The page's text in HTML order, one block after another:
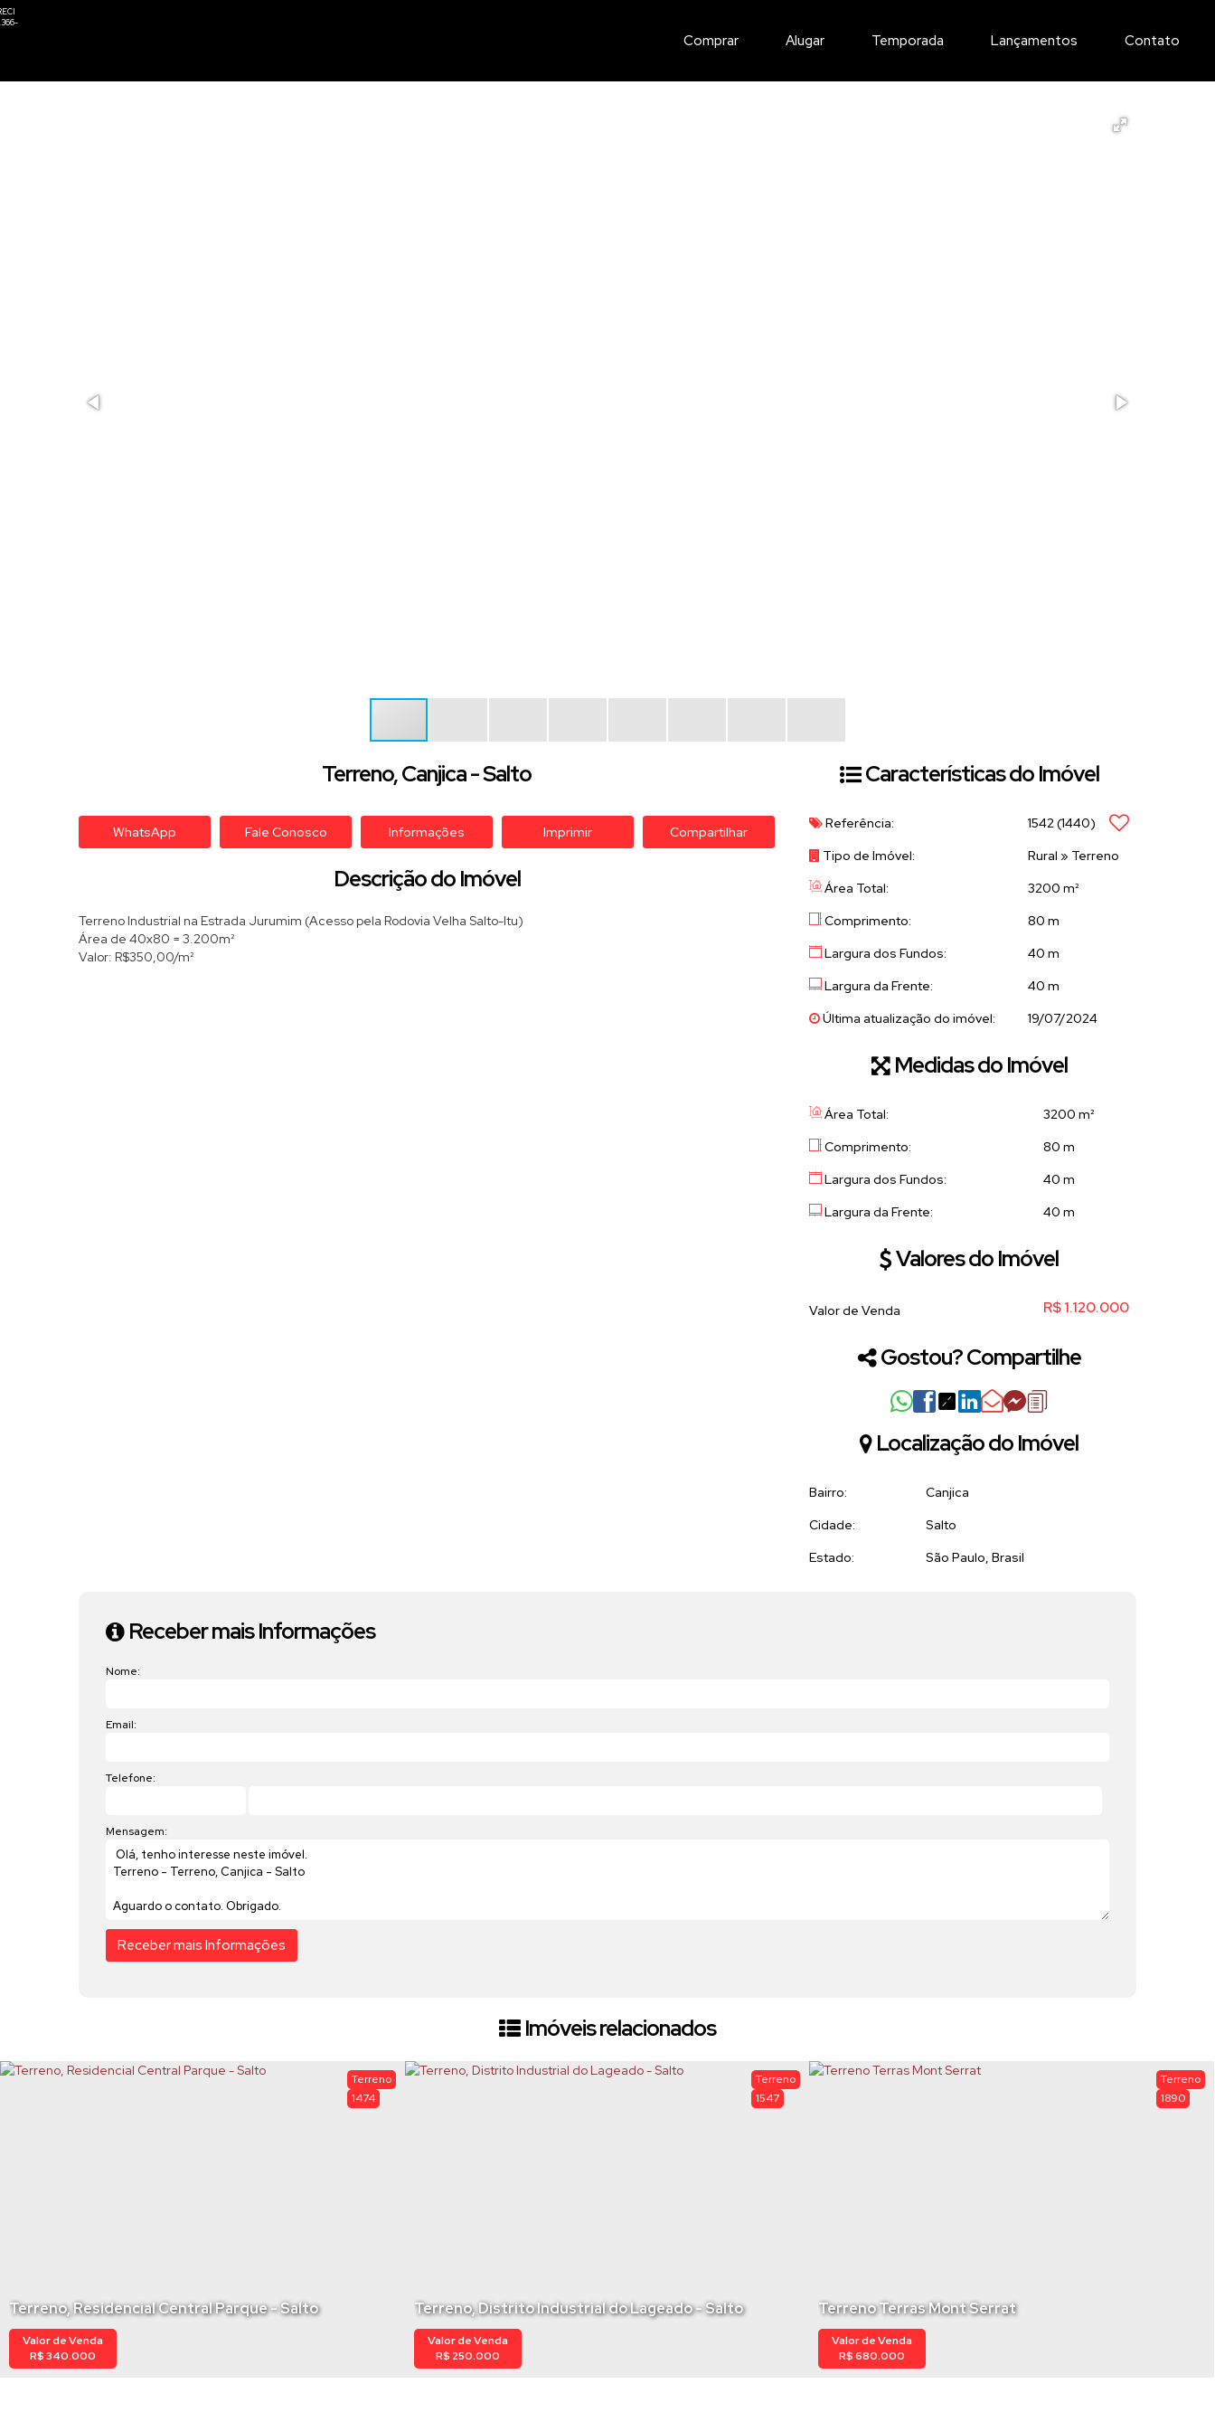
Comprar Alugar Temporada Lançamentos Contato
Terreno, Canjica - Salto
WhatsApp Fale Conosco Informações Imprimir Compartilhar
Descrição do Imóvel
Terreno Industrial na Estrada Jurumim (Acesso pela Rodovia Velha Salto-Itu)
Área de 40x80 = 3.200m²
Valor: R$350,00/m²
Características do Imóvel
Referência: 1542(1440)
Tipo de Imóvel:
Rural » Terreno
Área Total:
3200 m²
Comprimento:
80 m
Largura dos Fundos:
40 m
Largura da Frente:
40 m
Última atualização do imóvel:
19/07/2024
Medidas do Imóvel
Área Total:
3200 m²
Comprimento:
80 m
Largura dos Fundos:
40 m
Largura da Frente:
40 m
Valores do Imóvel
R$1.120.000
Valor de Venda
Gostou? Compartilhe
Localização do Imóvel
Bairro:
Canjica
Cidade:
Salto
Estado:
São Paulo, Brasil
Receber mais Informações
Nome:
Email:
Telefone:
Mensagem:
Imóveis relacionados
Terreno, Residencial Central Parque - Salto
1474
Terreno
R$340.000
Valor de Venda
Terreno, Distrito Industrial do Lageado - Salto
1547
Terreno
R$ 250.000
Valor de Venda
Terreno Terras Mont Serrat
1890
Terreno
R$680.000
Valor de Venda